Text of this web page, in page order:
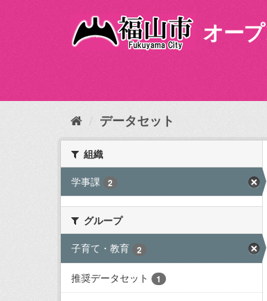
内
オー
データセット
組織
学事課
2
グループ
子育て・教育
2
推奨データセット 1